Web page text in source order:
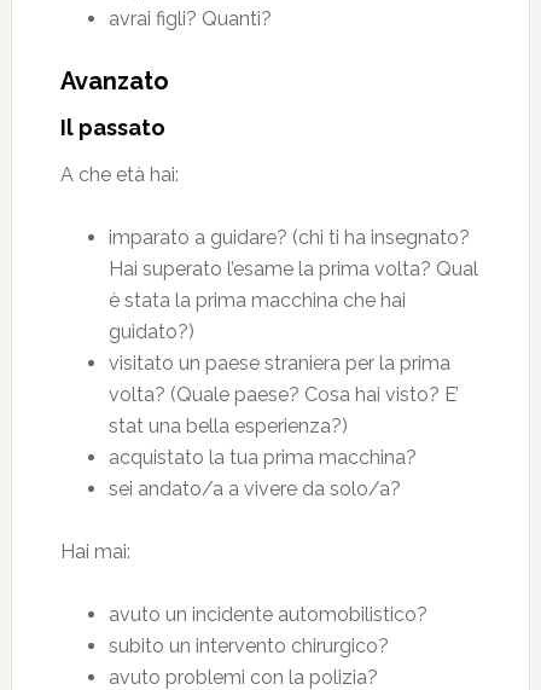
avrai figli? Quanti?
Avanzato
Il passato
A che età hai:
imparato a guidare? (chi ti ha insegnato?
Hai superato l’esame la prima volta? Qual
è stata la prima macchina che hai
guidato?)
visitato un paese straniera per la prima
volta? (Quale paese? Cosa hai visto? E’
stat una bella esperienza?)
acquistato la tua prima macchina?
sei andato/a a vivere da solo/a?
Hai mai:
avuto un incidente automobilistico?
subito un intervento chirurgico?
avuto problemi con la polizia?